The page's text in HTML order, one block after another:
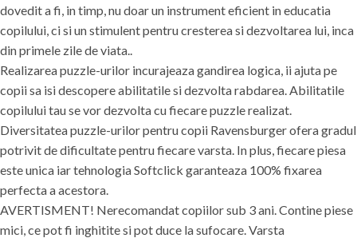
dovedit a fi, in timp, nu doar un instrument eficient in educatia
copilului, ci si un stimulent pentru cresterea si dezvoltarea lui, inca
din primele zile de viata..
Realizarea puzzle-urilor incurajeaza gandirea logica, ii ajuta pe
copii sa isi descopere abilitatile si dezvolta rabdarea. Abilitatile
copilului tau se vor dezvolta cu fiecare puzzle realizat.
Diversitatea puzzle-urilor pentru copii Ravensburger ofera gradul
potrivit de dificultate pentru fiecare varsta. In plus, fiecare piesa
este unica iar tehnologia Softclick garanteaza 100% fixarea
perfecta a acestora.
AVERTISMENT! Nerecomandat copiilor sub 3 ani. Contine piese
mici, ce pot fi inghitite si pot duce la sufocare. Varsta